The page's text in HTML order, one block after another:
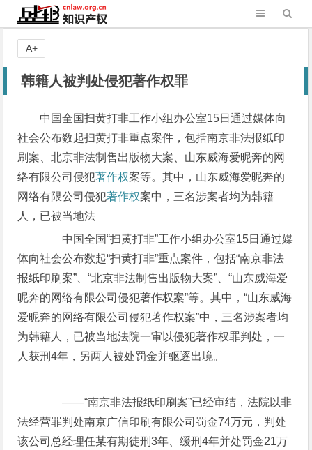
韩籍人被判处侵犯著作权罪
中国全国扫黄打非工作小组办公室15日通过媒体向
社会公布数起扫黄打非重点案件，包括南京非法报纸印
刷案、北京非法制售出版物大案、山东威海爱昵奔的网
络有限公司侵犯著作权案等。其中，山东威海爱昵奔的
网络有限公司侵犯著作权案中，三名涉案者均为韩籍
人，已被当地法
中国全国“扫黄打非”工作小组办公室15日通过媒
体向社会公布数起“扫黄打非”重点案件，包括“南京非法
报纸印刷案”、“北京非法制售出版物大案”、“山东威海爱
昵奔的网络有限公司侵犯著作权案”等。其中，“山东威海
爱昵奔的网络有限公司侵犯著作权案”中，三名涉案者均
为韩籍人，已被当地法院一审以侵犯著作权罪判处，一
人获刑4年，另两人被处罚金并驱逐出境。
——“南京非法报纸印刷案”已经审结，法院以非
法经营罪判处南京广信印刷有限公司罚金74万元，判处
该公司总经理任某有期徒刑3年、缓刑4年并处罚金21万
A+